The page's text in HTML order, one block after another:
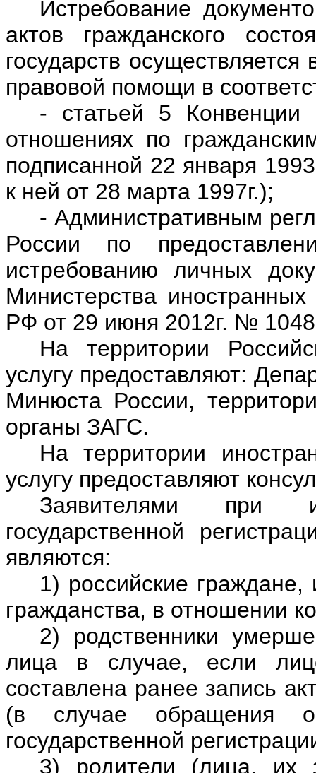
Истребование
актов гражданского
государств
правовой помощи в
- статьей 5
отношениях по
подписанной 22 января
к ней от 28 марта 1997г.);
- Административным
России по
истребованию личных
Министерства
РФ от 29 июня 2012г. №
На территории
услугу предоставляют:
Минюста России,
органы ЗАГС.
На территории
услугу предоставляют
Заявителями при
государственной
являются:
1) российские
гражданства, в отношении
2) родственники
лица в случае, если
составлена ранее запись
(в случае обращения
государственной
3) родители (лица, их